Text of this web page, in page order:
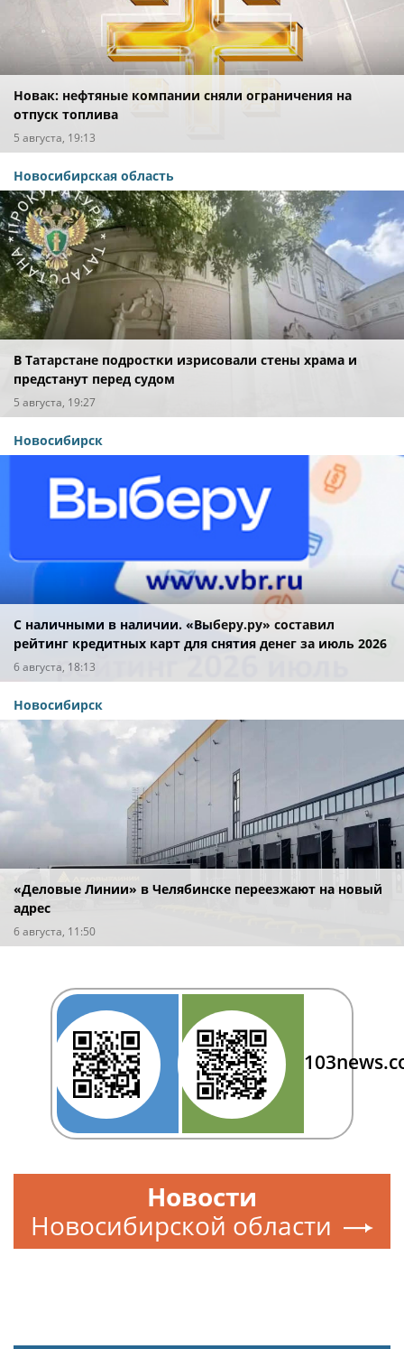
Новак: нефтяные компании сняли ограничения на
отпуск топлива
5 августа, 19:13
Новосибирская область
В Татарстане подростки изрисовали стены храма и
предстанут перед судом
5 августа, 19:27
Новосибирск
С наличными в наличии. «Выберу.ру» составил
рейтинг кредитных карт для снятия денег за июль 2026
года
6 августа, 18:13
Новосибирск
«Деловые Линии» в Челябинске переезжают на новый
адрес
6 августа, 11:50
Новости
Новосибирской области